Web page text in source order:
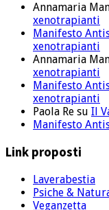
Annamaria
xenotrapianti
Manifesto
xenotrapianti
Annamaria
xenotrapianti
Manifesto
xenotrapianti
Paola Re su Il
Manifesto
Link proposti
Laverabestia
Psiche &
Veganzetta